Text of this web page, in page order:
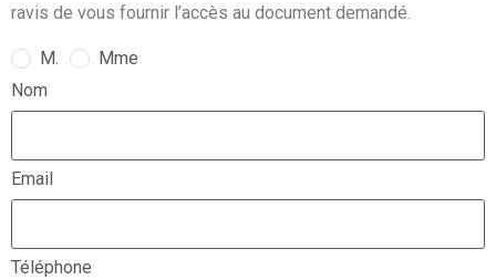
ravis de vous fournir l’accès au document demandé.
M.
Mme
Nom
Email
Téléphone